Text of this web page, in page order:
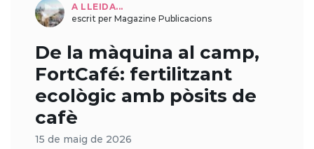
A LLEIDA...
escrit per Magazine Publicacions
De la màquina al camp,
FortCafé: fertilitzant
ecològic amb pòsits de
cafè
15 de maig de 2026